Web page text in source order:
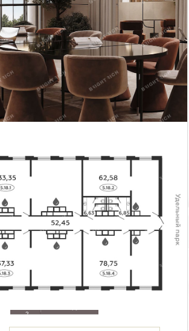
п...
г. Коломяжский п...
Продажа офисного
помещения
г. Коломяжский п...
Продажа офисного
помещения
м2